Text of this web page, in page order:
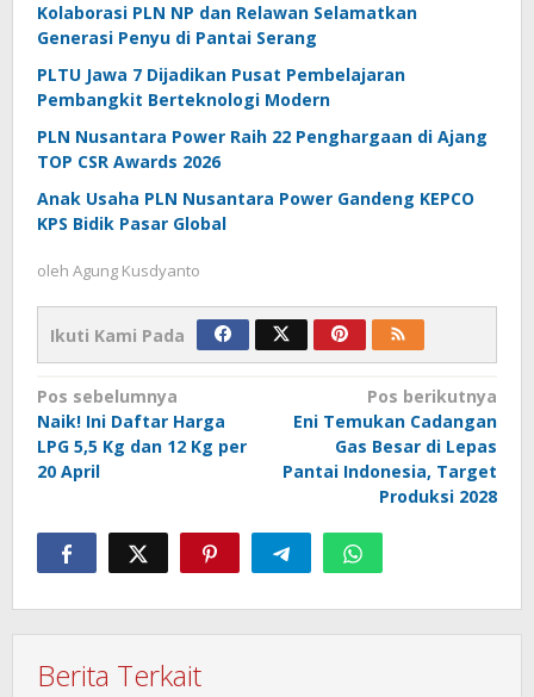
Kolaborasi PLN NP dan Relawan Selamatkan
Generasi Penyu di Pantai Serang
PLTU Jawa 7 Dijadikan Pusat Pembelajaran
Pembangkit Berteknologi Modern
PLN Nusantara Power Raih 22 Penghargaan di Ajang
TOP CSR Awards 2026
Anak Usaha PLN Nusantara Power Gandeng KEPCO
KPS Bidik Pasar Global
oleh Agung Kusdyanto
Ikuti Kami Pada
Navigasi
pos
Pos sebelumnya
Naik! Ini Daftar Harga
LPG 5,5 Kg dan 12 Kg per
20 April
Pos berikutnya
Eni Temukan Cadangan
Gas Besar di Lepas
Pantai Indonesia, Target
Produksi 2028
Berita Terkait